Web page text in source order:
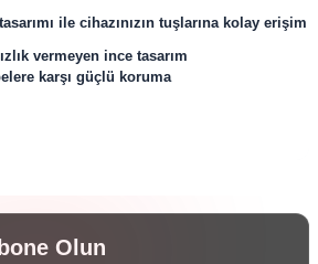
ile cihazınızın tuşlarına kolay erişim
vermeyen ince tasarım
karşı güçlü koruma
Olun